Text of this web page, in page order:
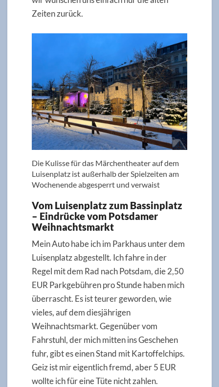
Zeiten zurück.
Die Kulisse für das Märchentheater auf dem
Luisenplatz ist außerhalb der Spielzeiten am
Wochenende abgesperrt und verwaist
Vom Luisenplatz zum Bassinplatz
– Eindrücke vom Potsdamer
Weihnachtsmarkt
Mein Auto habe ich im Parkhaus unter dem
Luisenplatz abgestellt. Ich fahre in der
Regel mit dem Rad nach Potsdam, die 2,50
EUR Parkgebühren pro Stunde haben mich
überrascht. Es ist teurer geworden, wie
vieles, auf dem diesjährigen
Weihnachtsmarkt. Gegenüber vom
Fahrstuhl, der mich mitten ins Geschehen
fuhr, gibt es einen Stand mit Kartoffelchips.
Geiz ist mir eigentlich fremd, aber 5 EUR
wollte ich für eine Tüte nicht zahlen.